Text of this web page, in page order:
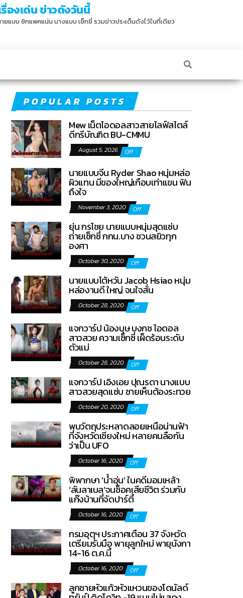
องเด่น ข่าวดังวันนี้
แบบ ซิกแพคแน่น นางแบบ เซ็กซี่ รวมข่าวประเด็นดังไว้ในที่เดียว
POPULAR POSTS
Mew เน็ตไอดอลสาวสายไลฟ์สไตล์
ดีกรีบัณฑิต BU-CMMU
August 5, 2026 Off
นายแบบจีน Ryder Shao หนุ่มหล่อ
ผิวแทน มีของใหญ่เกือบเท่าแขน ฟิน
ถึงใจ
November 3, 2020 Off
ยุ่น กรไชย นายแบบหนุ่มสุดแซ่บ
ถ่ายเซ็กซี่ กกน.บาง ชวนสยิวทุก
องศา
October 30, 2020 Off
นายแบบไต้หวัน Jacob Hsiao หนุ่ม
หล่องานดี ใหญ่ จนใจสั่น
October 28, 2020 Off
แจกวาร์ป น้องบุษ บงกช ไอดอล
สาวสวย ความเซ็กซี่ เผ็ดร้อนระดับ
ตัวแม่
October 28, 2020 Off
แจกวาร์ป เอิงเอย ปุณรดา นางแบบ
สาวสวยสุดแซ่บ ชายเห็นต้องระทวย
October 20, 2020 Off
พบวัตถุประหลาดลอยเหนือน่านฟ้า
ที่จังหวัดเชียงใหม่ หลายคนลือกัน
ว่าเป็น UFO
October 16, 2020 Off
พิพากษา ‘น้ำอุ่น’ ในคดีมอมเหล้า
‘ลันลาเบล’จนช็อคเสียชีวิต ร่วมกับ
แก๊งบ้านที่จัดปาร์ตี้
October 16, 2020 Off
กรมอุตุฯ ประกาศเตือน 37 จังหวัด
เตรียมรับมือ พายุลูกใหม่ พายุนังกา
14-16 ต.ค.นี้
October 16, 2020 Off
ลูกชายหัวแก้วหัวแหวนของโดนัลด์